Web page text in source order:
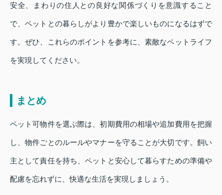
安全、まわりの住人との良好な関係づくりを意識すること
で、ペットとの暮らしがより豊かで楽しいものになるはずで
す。ぜひ、これらのポイントを参考に、素敵なペットライフ
を実現してください。
まとめ
ペット可物件を選ぶ際は、初期費用の相場や追加費用を把握
し、物件ごとのルールやマナーを守ることが大切です。飼い
主として責任を持ち、ペットと安心して暮らすための準備や
配慮を忘れずに、快適な生活を実現しましょう。